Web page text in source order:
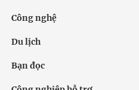
Công nghệ
Du lịch
Bạn đọc